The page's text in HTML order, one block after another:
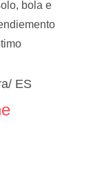
bola e
ES